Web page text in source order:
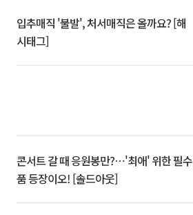
입추매직 '불발', 처서매직은 올까요? [해
시태그]
콘서트 갈 때 응원봉만?⋯'최애' 위한 필수
품 등장이오! [솔드아웃]